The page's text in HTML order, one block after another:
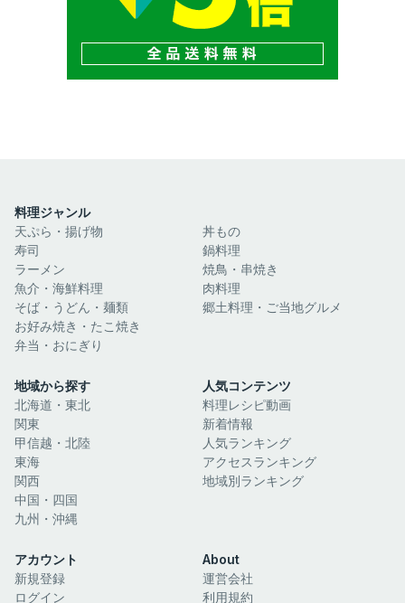
料理ジャンル
天ぷら・揚げ物
寿司
ラーメン
魚介・海鮮料理
そば・うどん・麺類
お好み焼き・たこ焼き
弁当・おにぎり
丼もの
鍋料理
焼鳥・串焼き
肉料理
郷土料理・ご当地グルメ
地域から探す
北海道・東北
関東
甲信越・北陸
東海
関西
中国・四国
九州・沖縄
人気コンテンツ
料理レシピ動画
新着情報
人気ランキング
アクセスランキング
地域別ランキング
アカウント
新規登録
ログイン
About
運営会社
利用規約